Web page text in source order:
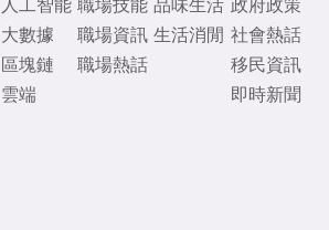
人工智能
大數據
區塊鏈
雲端
職場技能
職場資訊
職場熱話
品味生活
生活消閒
政府政策
社會熱話
移民資訊
即時新聞